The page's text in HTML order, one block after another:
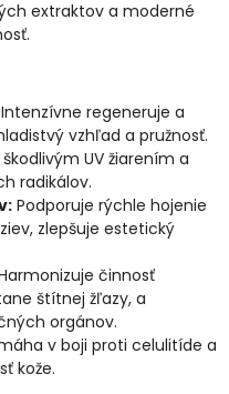
extraktov a moderné
Intenzívne regeneruje a
vzhľad a pružnosť.
UV žiarením a
radikálov.
Podporuje rýchle hojenie
zlepšuje estetický
činnosť
štítnej žľazy, a
orgánov.
v boji proti celulitíde a
kože.